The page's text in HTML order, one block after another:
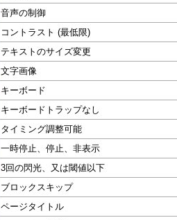
音声の制御
コントラスト (最低限)
テキストのサイズ変更
文字画像
キーボード
キーボードトラップなし
タイミング調整可能
一時停止、停止、非表示
3回の閃光、又は閾値以下
ブロックスキップ
ページタイトル